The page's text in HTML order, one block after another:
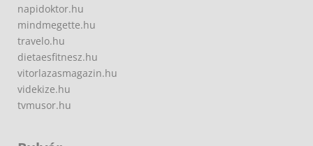
napidoktor.hu
mindmegette.hu
travelo.hu
dietaesfitnesz.hu
vitorlazasmagazin.hu
videkize.hu
tvmusor.hu